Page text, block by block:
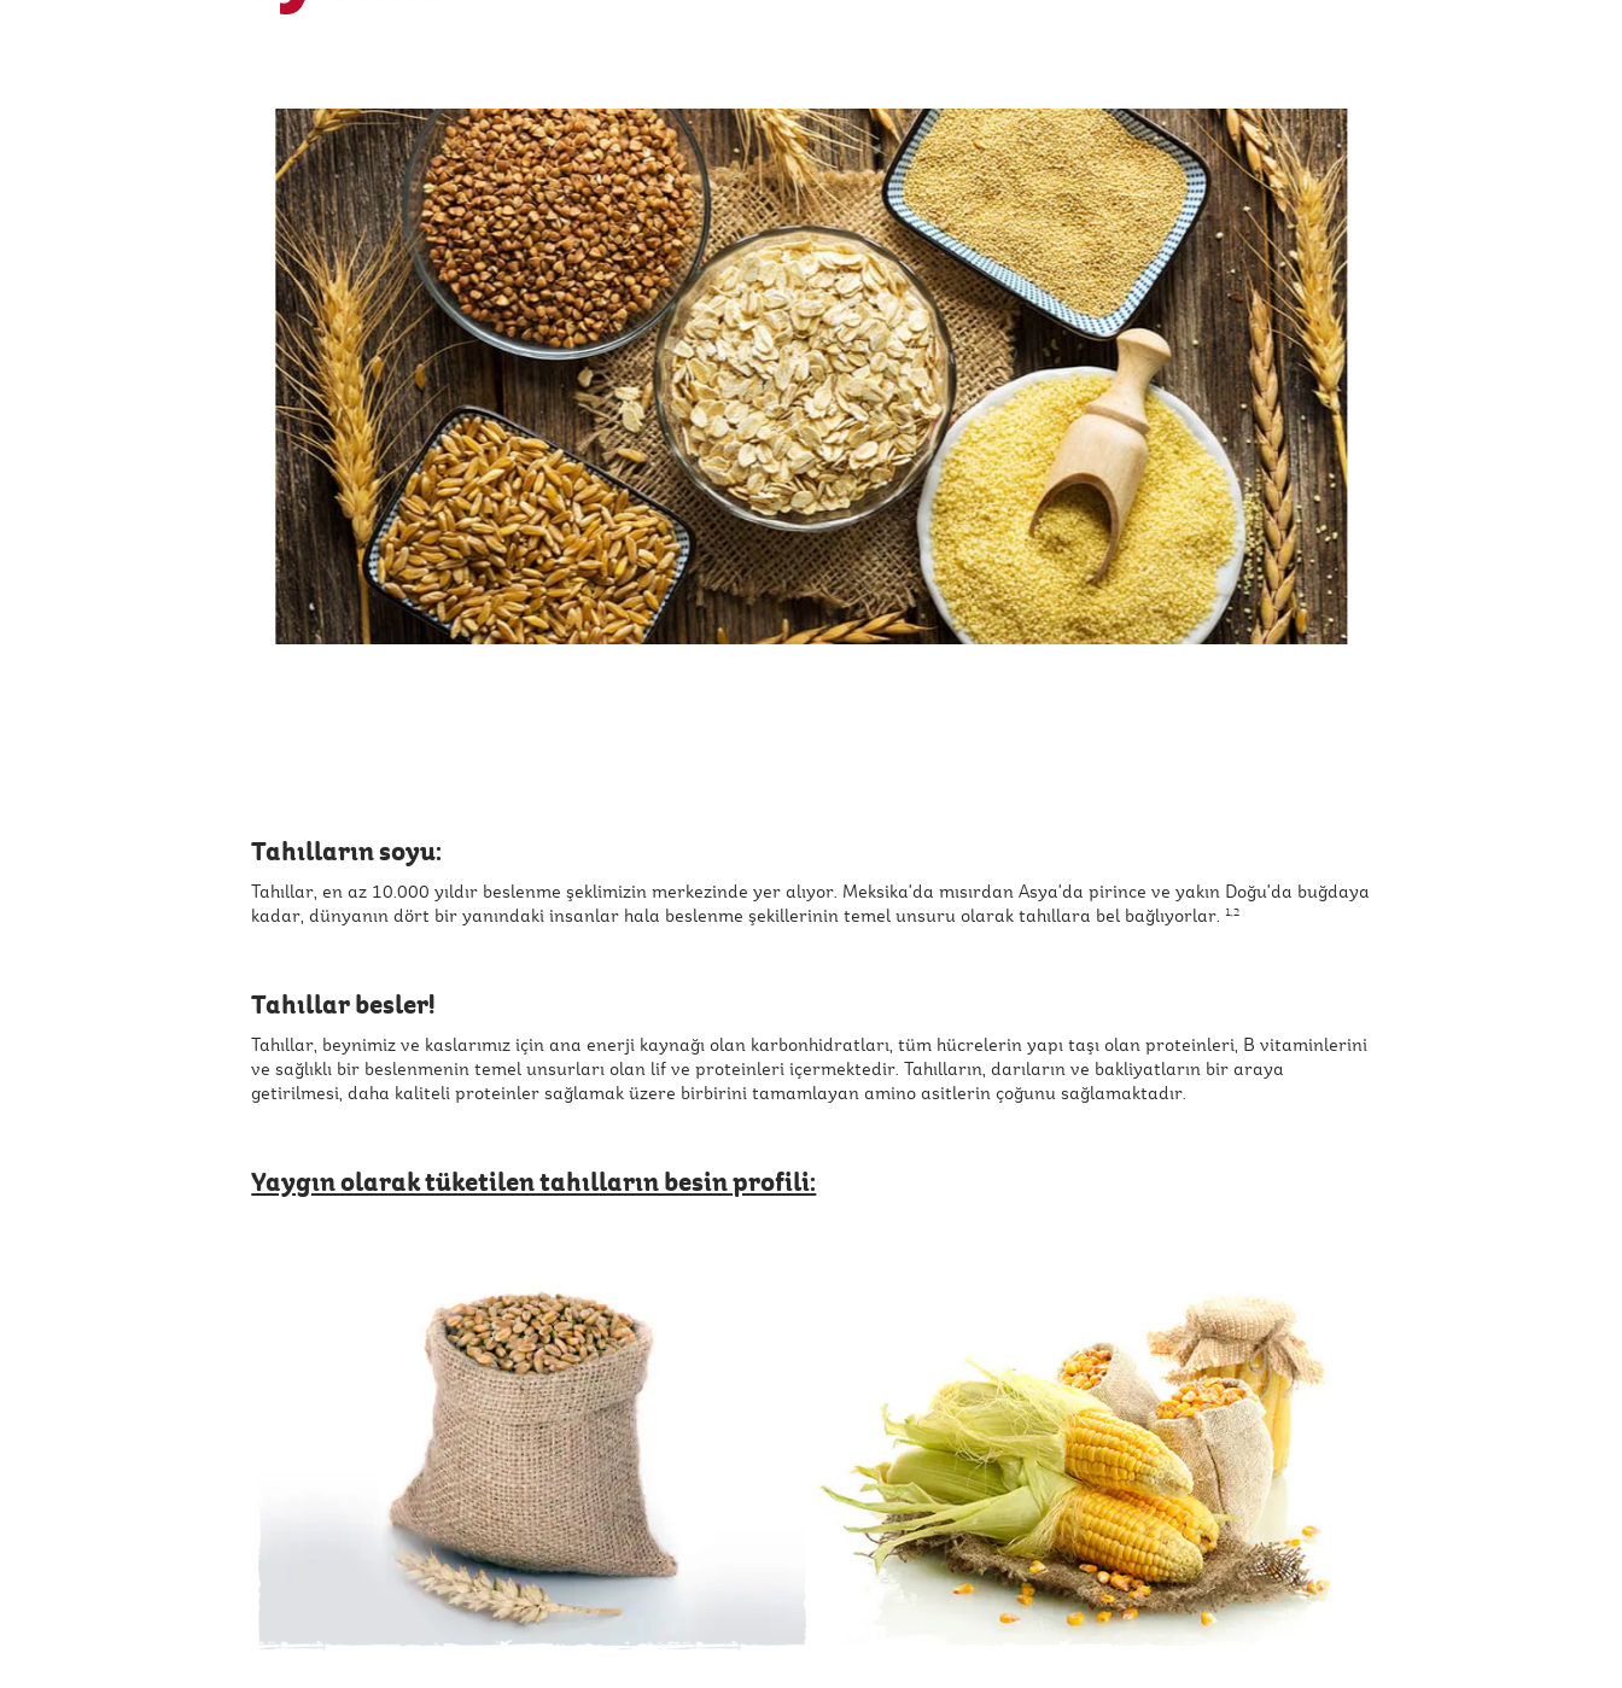
Tahılların soyu:
Tahıllar, en az 10.000 yıldır beslenme şeklimizin merkezinde yer alıyor. Meksika'da mısırdan Asya'da pirince ve yakın Doğu'da buğdaya
kadar, dünyanın dört bir yanındaki insanlar hala beslenme şekillerinin temel unsuru olarak tahıllara bel bağlıyorlar.1,2
Tahıllar besler!
Tahıllar, beynimiz ve kaslarımız için ana enerji kaynağı olan karbonhidratları, tüm hücrelerin yapı taşı olan proteinleri, B vitaminlerini
ve sağlıklı bir beslenmenin temel unsurları olan lif ve proteinleri içermektedir. Tahılların, darıların ve bakliyatların bir araya
getirilmesi, daha kaliteli proteinler sağlamak üzere birbirini tamamlayan amino asitlerin çoğunu sağlamaktadır.
Yaygın olarak tüketilen tahılların besin profili: